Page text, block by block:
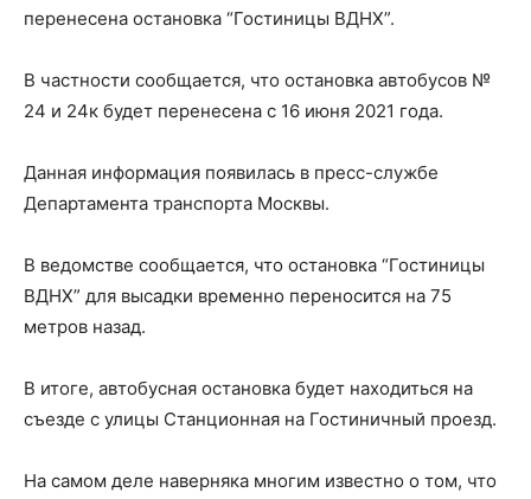
перенесена остановка “Гостиницы ВДНХ”.
В частности сообщается, что остановка автобусов №
24 и 24к будет перенесена с 16 июня 2021 года.
Данная информация появилась в пресс-службе
Департамента транспорта Москвы.
В ведомстве сообщается, что остановка “Гостиницы
ВДНХ” для высадки временно переносится на 75
метров назад.
В итоге, автобусная остановка будет находиться на
съезде с улицы Станционная на Гостиничный проезд.
На самом деле наверняка многим известно о том, что